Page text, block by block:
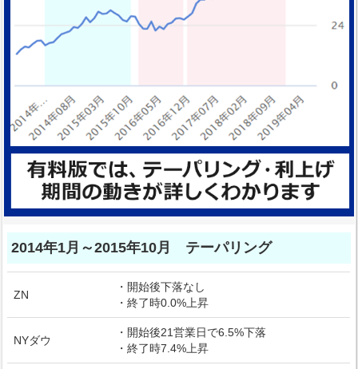
2014年1月～2015年10月 テーパリング
ZN
・開始後下落なし
・終了時0.0%上昇
NYダウ
・開始後21営業日で6.5%下落
・終了時7.4%上昇